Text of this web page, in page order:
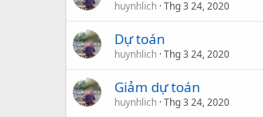
huynhlich Thg 3 24, 2020
Dự toán
huynhlich Thg 3 24, 2020
Giảm dự toán
huynhlich Thg 3 24, 2020